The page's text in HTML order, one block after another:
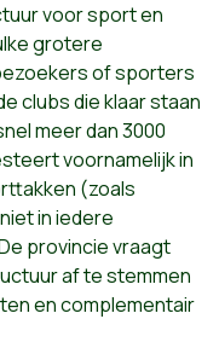
voor sport en
grotere
of sporters
clubs die klaar staan
meer dan 3000
voornamelijk in
(zoals
in iedere
provincie vraagt
af te stemmen
en complementair